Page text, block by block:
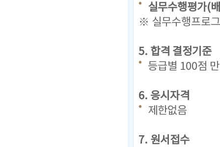
실무수행평가(
※ 실무수행프로
5. 합격 결정기준
등급별 100점
6. 응시자격
제한없음
7. 원서접수